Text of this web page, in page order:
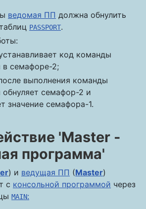
ведомая ПП должна обнулить
PASSPORT.
код команды
в семафоре-2;
выполнения команды
обнуляет семафор-2 и
значение семафора-1.
'Master -
программа'
) и ведущая ПП (Master)
с консольной программой через
MAIN: